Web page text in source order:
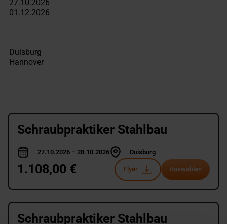
Schraubpraktiker Stahlbau
27.10.2026 – 28.10.2026 Duisburg
1.108,00 € Flyer Auswählen
Schraubpraktiker Stahlbau